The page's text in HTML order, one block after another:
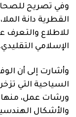
وفي تصريح
القطرية دانة
للاطلاع والتعرف
الإسلامي التقليدي.
وأشارت إلى أن
السياحية التي
ورشات عمل،
والأشكال